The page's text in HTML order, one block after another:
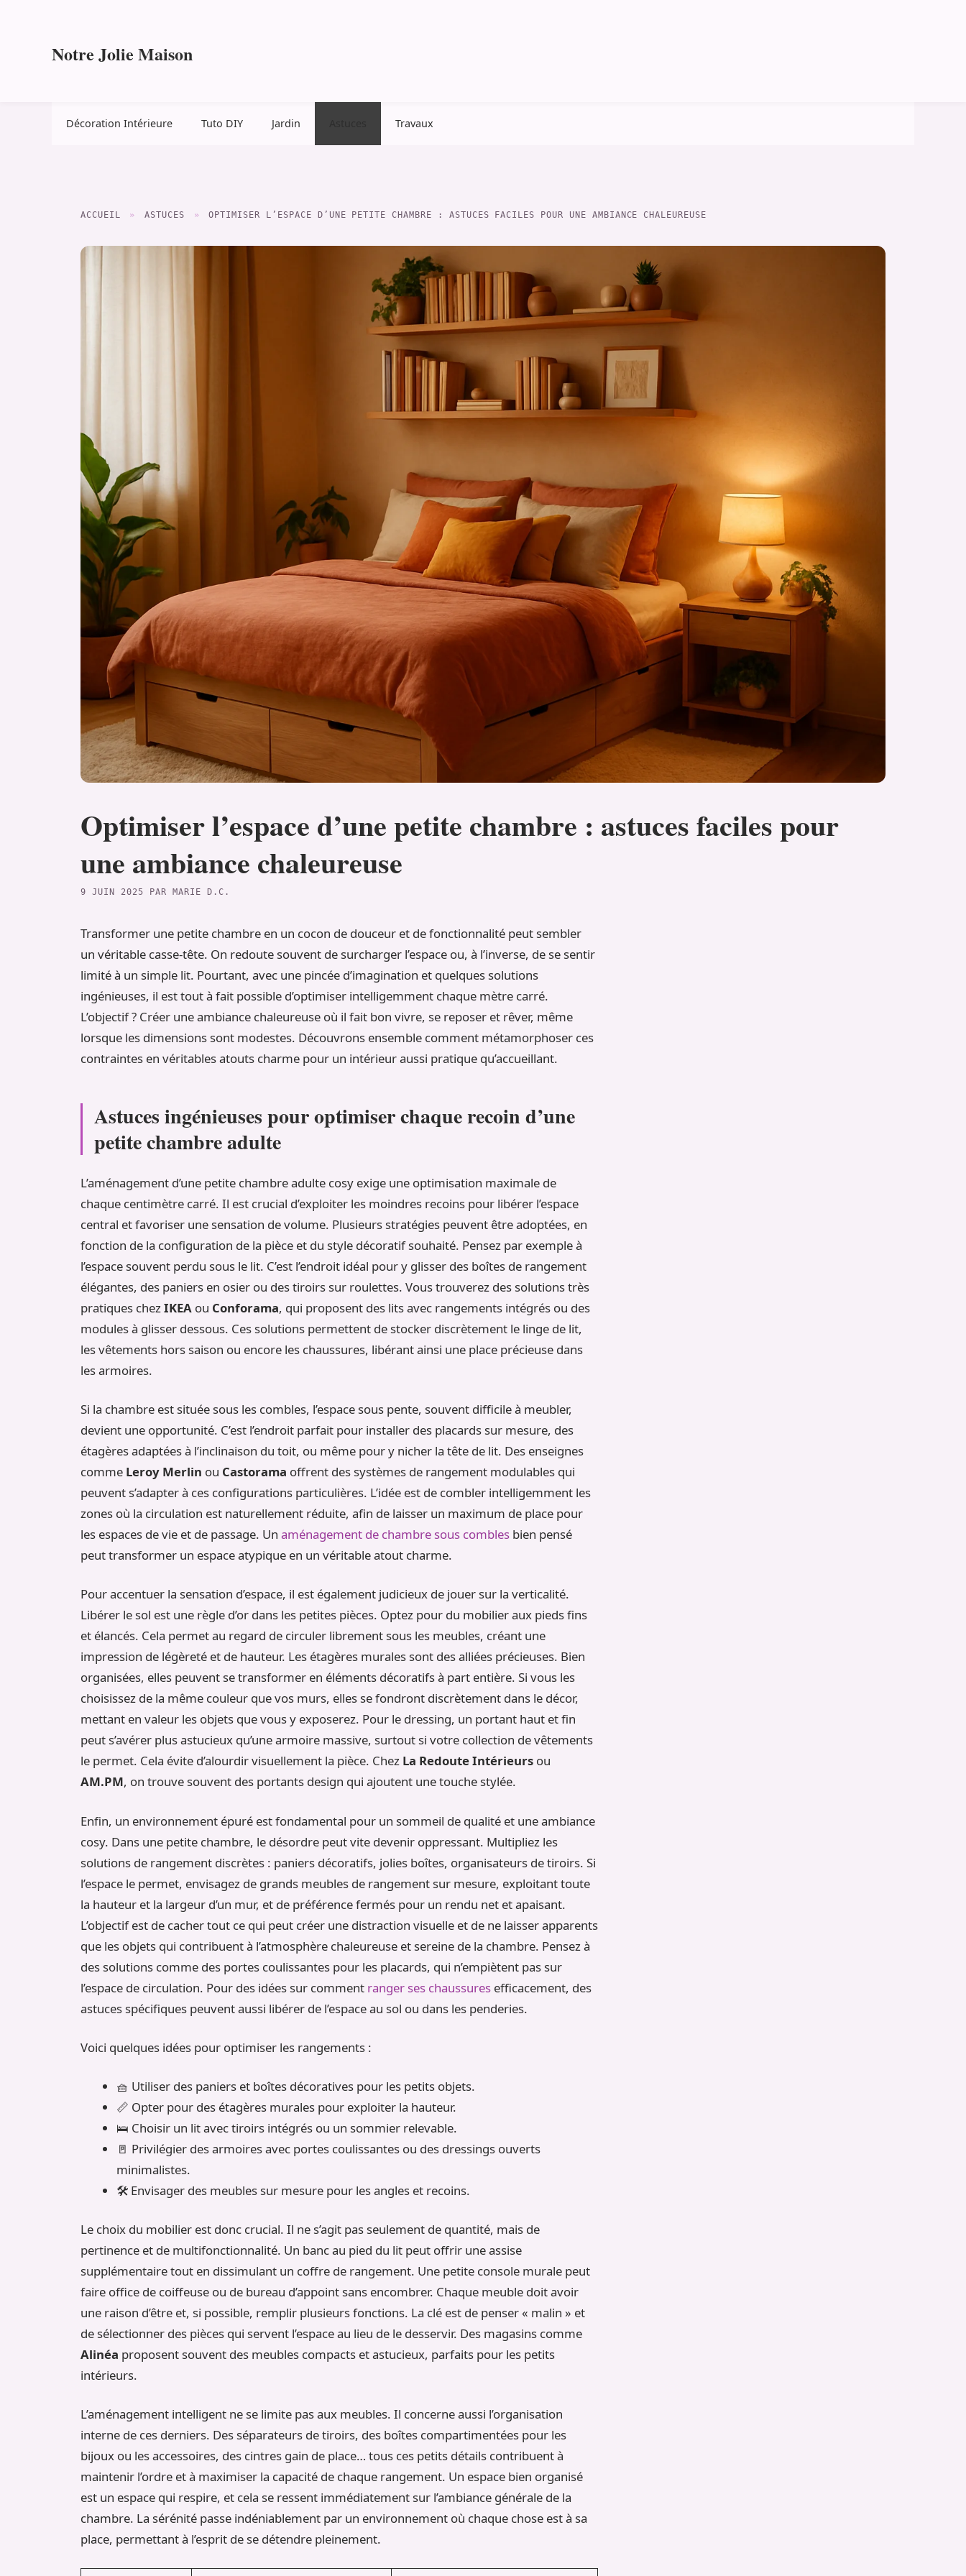
Notre Jolie Maison
Décoration Intérieure Tuto DIY Jardin Travaux
ACCUEIL » ASTUCES » OPTIMISER L’ESPACE D’UNE PETITE CHAMBRE : ASTUCES FACILES POUR UNE AMBIANCE CHALEUREUSE
Optimiser l’espace d’une petite chambre : astuces faciles pour
une ambiance chaleureuse
9 JUIN 2025 PAR MARIE D.C.
Transformer une petite chambre en un cocon de douceur et de fonctionnalité peut sembler
un véritable casse-tête. On redoute souvent de surcharger l’espace ou, à l’inverse, de se sentir
limité à un simple lit. Pourtant, avec une pincée d’imagination et quelques solutions
ingénieuses, il est tout à fait possible d’optimiser intelligemment chaque mètre carré.
L’objectif ? Créer une ambiance chaleureuse où il fait bon vivre, se reposer et rêver, même
lorsque les dimensions sont modestes. Découvrons ensemble comment métamorphoser ces
contraintes en véritables atouts charme pour un intérieur aussi pratique qu’accueillant.
Astuces ingénieuses pour optimiser chaque recoin d’une
petite chambre adulte
L’aménagement d’une petite chambre adulte cosy exige une optimisation maximale de
chaque centimètre carré. Il est crucial d’exploiter les moindres recoins pour libérer l’espace
central et favoriser une sensation de volume. Plusieurs stratégies peuvent être adoptées, en
fonction de la configuration de la pièce et du style décoratif souhaité. Pensez par exemple à
l’espace souvent perdu sous le lit. C’est l’endroit idéal pour y glisser des boîtes de rangement
élégantes, des paniers en osier ou des tiroirs sur roulettes. Vous trouverez des solutions très
pratiques chezIKEA ou Conforama, qui proposent des lits avec rangements intégrés ou des
modules à glisser dessous. Ces solutions permettent de stocker discrètement le linge de lit,
les vêtements hors saison ou encore les chaussures, libérant ainsi une place précieuse dans
les armoires.
Si la chambre est située sous les combles, l’espace sous pente, souvent difficile à meubler,
devient une opportunité. C’est l’endroit parfait pour installer des placards sur mesure, des
étagères adaptées à l’inclinaison du toit, ou même pour y nicher la tête de lit. Des enseignes
comme Leroy Merlin ou Castorama offrent des systèmes de rangement modulables qui
peuvent s’adapter à ces configurations particulières. L’idée est de combler intelligemment les
zones où la circulation est naturellement réduite, afin de laisser un maximum de place pour
les espaces de vie et de passage. Un aménagement de chambre sous combles bien pensé
peut transformer un espace atypique en un véritable atout charme.
Pour accentuer la sensation d’espace, il est également judicieux de jouer sur la verticalité.
Libérer le sol est une règle d’or dans les petites pièces. Optez pour du mobilier aux pieds fins
et élancés. Cela permet au regard de circuler librement sous les meubles, créant une
impression de légèreté et de hauteur. Les étagères murales sont des alliées précieuses. Bien
organisées, elles peuvent se transformer en éléments décoratifs à part entière. Si vous les
choisissez de la même couleur que vos murs, elles se fondront discrètement dans le décor,
mettant en valeur les objets que vous y exposerez. Pour le dressing, un portant haut et fin
peut s’avérer plus astucieux qu’une armoire massive, surtout si votre collection de vêtements
le permet. Cela évite d’alourdir visuellement la pièce. Chez La Redoute Intérieurs ou
AM.PM, on trouve souvent des portants design qui ajoutent une touche stylée.
Enfin, un environnement épuré est fondamental pour un sommeil de qualité et une ambiance
cosy. Dans une petite chambre, le désordre peut vite devenir oppressant. Multipliez les
solutions de rangement discrètes : paniers décoratifs, jolies boîtes, organisateurs de tiroirs. Si
l’espace le permet, envisagez de grands meubles de rangement sur mesure, exploitant toute
la hauteur et la largeur d’un mur, et de préférence fermés pour un rendu net et apaisant.
L’objectif est de cacher tout ce qui peut créer une distraction visuelle et de ne laisser apparents
que les objets qui contribuent à l’atmosphère chaleureuse et sereine de la chambre. Pensez à
des solutions comme des portes coulissantes pour les placards, qui n’empiètent pas sur
l’espace de circulation. Pour des idées sur comment ranger ses chaussures efficacement, des
astuces spécifiques peuvent aussi libérer de l’espace au sol ou dans les penderies.
Voici quelques idées pour optimiser les rangements :
🧺 Utiliser des paniers et boîtes décoratives pour les petits objets.
📏 Opter pour des étagères murales pour exploiter la hauteur.
🛌 Choisir un lit avec tiroirs intégrés ou un sommier relevable.
🚪 Privilégier des armoires avec portes coulissantes ou des dressings ouverts
minimalistes.
🛠️ Envisager des meubles sur mesure pour les angles et recoins.
Le choix du mobilier est donc crucial. Il ne s’agit pas seulement de quantité, mais de
pertinence et de multifonctionnalité. Un banc au pied du lit peut offrir une assise
supplémentaire tout en dissimulant un coffre de rangement. Une petite console murale peut
faire office de coiffeuse ou de bureau d’appoint sans encombrer. Chaque meuble doit avoir
une raison d’être et, si possible, remplir plusieurs fonctions. La clé est de penser « malin » et
de sélectionner des pièces qui servent l’espace au lieu de le desservir. Des magasins comme
Alinéa proposent souvent des meubles compacts et astucieux, parfaits pour les petits
intérieurs.
L’aménagement intelligent ne se limite pas aux meubles. Il concerne aussi l’organisation
interne de ces derniers. Des séparateurs de tiroirs, des boîtes compartimentées pour les
bijoux ou les accessoires, des cintres gain de place… tous ces petits détails contribuent à
maintenir l’ordre et à maximiser la capacité de chaque rangement. Un espace bien organisé
est un espace qui respire, et cela se ressent immédiatement sur l’ambiance générale de la
chambre. La sérénité passe indéniablement par un environnement où chaque chose est à sa
place, permettant à l’esprit de se détendre pleinement.